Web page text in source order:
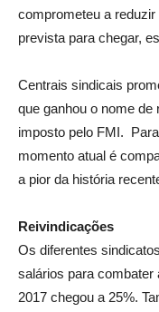
comprometeu a
prevista para chegar,
Centrais sindicais
que ganhou o nome de
imposto pelo FMI.
momento atual é
a pior da história
Reivindicações
Os diferentes
salários para combater
2017 chegou a 25%.